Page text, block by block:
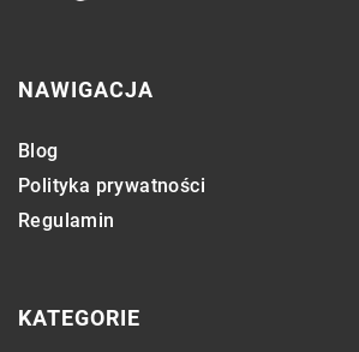
NAWIGACJA
Blog
Polityka prywatności
Regulamin
KATEGORIE